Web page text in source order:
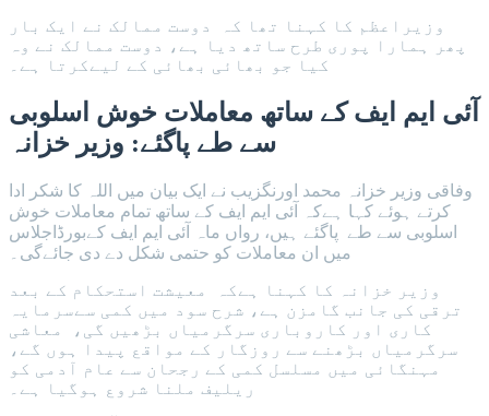
وزیراعظم کا کہنا تھا کہ دوست ممالک نے ایک بار
پھر ہمارا پوری طرح ساتھ دیا ہے، دوست ممالک نے وہ
کیا جو بھائی بھائی کے لیےکرتا ہے۔
آئی ایم ایف کے ساتھ معاملات خوش اسلوبی
سے طے پاگئے: وزیر خزانہ
وفاقی وزیر خزانہ محمد اورنگزیب نے ایک بیان میں اللہ کا شکر ادا
کرتے ہوئے کہا ہےکہ آئی ایم ایف کے ساتھ تمام معاملات خوش
اسلوبی سے طے پاگئے ہیں، رواں ماہ آئی ایم ایف کےبورڈاجلاس
میں ان معاملات کو حتمی شکل دے دی جائےگی۔
وزیر خزانہ کا کہنا ہےکہ معیشت استحکام کے بعد
ترقی کی جانب گامزن ہے، شرح سود میں کمی سےسرمایہ
کاری اور کاروباری سرگرمیاں بڑھیں گی، معاشی
سرگرمیاں بڑھنے سے روزگار کے مواقع پیدا ہوں گے،
مہنگائی میں مسلسل کمی کے رجحان سے عام آدمی کو
ریلیف ملنا شروع ہوگیا ہے۔